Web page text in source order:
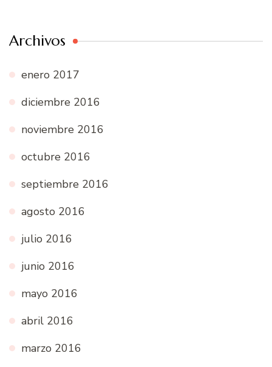
Archivos
enero 2017
diciembre 2016
noviembre 2016
octubre 2016
septiembre 2016
agosto 2016
julio 2016
junio 2016
mayo 2016
abril 2016
marzo 2016